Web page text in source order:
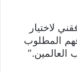
لاختيار
المطلوب